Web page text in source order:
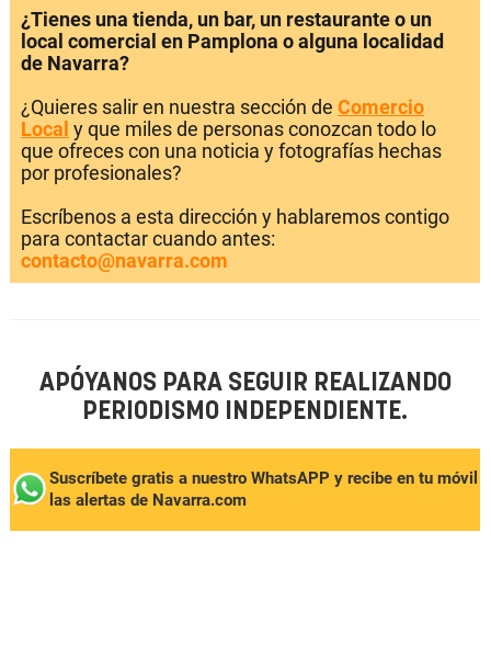
¿Tienes una tienda, un bar, un restaurante o un
local comercial en Pamplona o alguna localidad
de Navarra?
¿Quieres salir en nuestra sección de Comercio
Local y que miles de personas conozcan todo lo
que ofreces con una noticia y fotografías hechas
por profesionales?
Escríbenos a esta dirección y hablaremos contigo
para contactar cuando antes:
contacto@navarra.com
APÓYANOS PARA SEGUIR REALIZANDO
PERIODISMO INDEPENDIENTE.
Suscríbete gratis a nuestro WhatsAPP y recibe en tu móvil
las alertas de Navarra.com